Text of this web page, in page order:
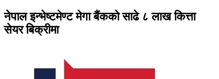
नेपाल इन्भेष्टमेण्ट मेगा बैंकको साढे ८ लाख कित्ता
सेयर बिक्रीमा